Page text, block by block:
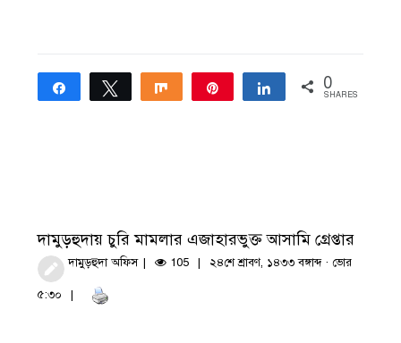
Share Tweet Share Share 0
SHARES
দামুড়হুদায় চুরি মামলার এজাহারভুক্ত আসামি গ্রেপ্তার
দামুড়হুদা অফিস 105 ২৪শে শ্রাবণ, ১৪৩৩ বঙ্গাব্দ · ভোর
৫:৩০